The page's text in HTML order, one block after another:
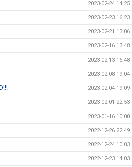
2023-02-24 14:25
2023-02-23 16:23
2023-02-21 13:06
2023-02-16 13:48
2023-02-13 16:48
2023-02-08 19:04
2023-02-04 19:09
2023-02-01 22:53
2023-01-16 10:00
2022-12-26 22:49
2022-12-24 10:03
2022-12-23 14:03